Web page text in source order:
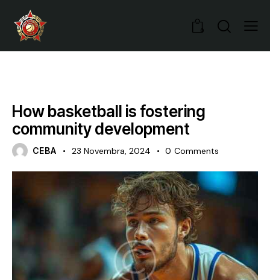
0
How basketball is fostering
community development
CEBA 23 Novembra, 2024 0 Comments